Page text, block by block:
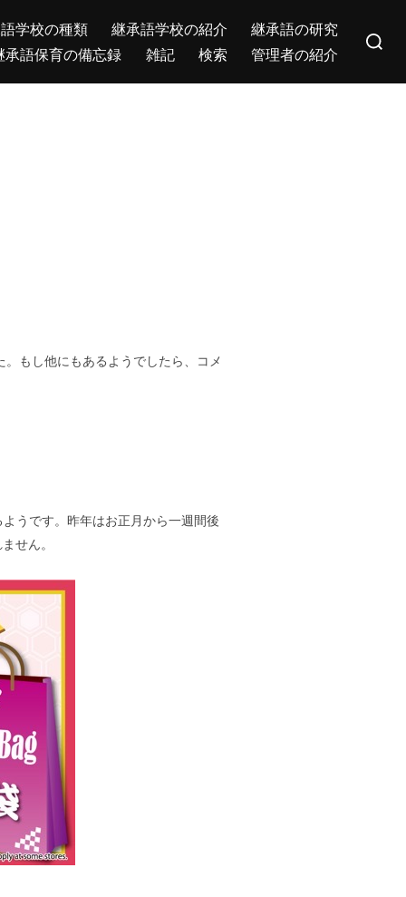
学校の種類 継承語学校の紹介
継承語の研究
承語保育の備忘録 雑記 検索 管理者の紹介
for:
もし他にもあるようでしたら、コメ
うです。昨年はお正月から一週間後
せん。